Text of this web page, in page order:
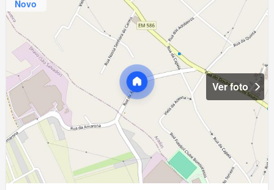
Novo
Ver foto